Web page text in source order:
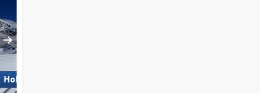
Hohsaas – Saas-Grund